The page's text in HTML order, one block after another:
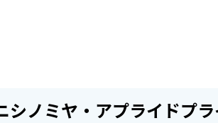
シノミヤ・アプライドプ